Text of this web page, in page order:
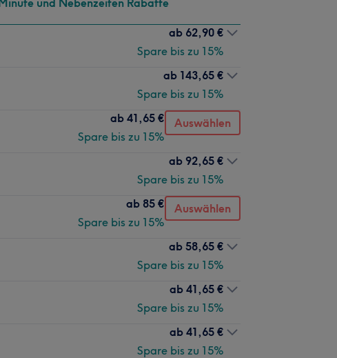
ab 62,90 €
Spare bis zu 15%
ab 143,65 €
Spare bis zu 15%
ab 41,65 €
Spare bis zu 15%
Auswählen
ab 92,65 €
Spare bis zu 15%
ab 85 €
Spare bis zu 15%
Auswählen
ab 58,65 €
Spare bis zu 15%
ab 41,65 €
Spare bis zu 15%
ab 41,65 €
Spare bis zu 15%